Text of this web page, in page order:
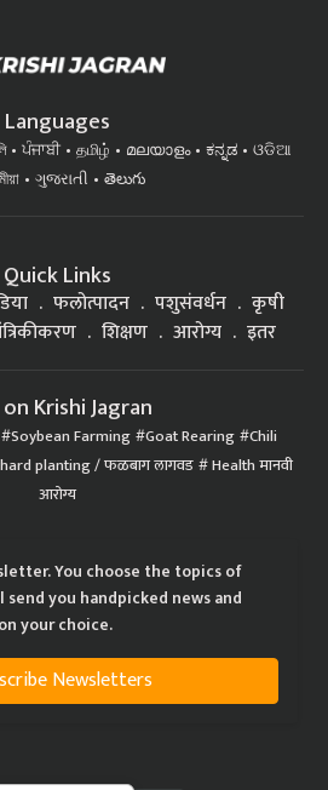
Languages
ਪੰਜਾਬੀ தமிழ் മലയാളം ಕನ್ನಡ
ଓଡିଆ
ગુજરાતી తెలుగు
Quick Links
फलोत्पादन पशुसंवर्धन
कृषी
शिक्षण आरोग्य इतर
Krishi Jagran
Soybean Farming Goat Rearing Chili
planting / फळबाग लागवड Health मानवी
आरोग्य
You choose the topics of
you handpicked news and
your choice.
Newsletters